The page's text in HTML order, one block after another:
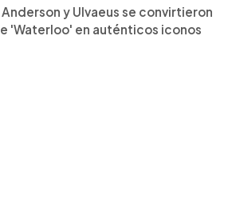
y Ulvaeus se convirtieron
'Waterloo' en auténticos iconos